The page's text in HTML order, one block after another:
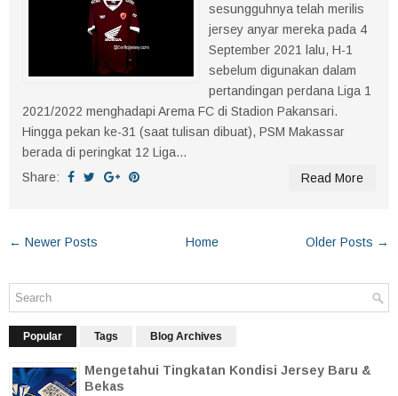
sesungguhnya telah merilis
jersey anyar mereka pada 4
September 2021 lalu, H-1
sebelum digunakan dalam
pertandingan perdana Liga 1
2021/2022 menghadapi Arema FC di Stadion Pakansari.
Hingga pekan ke-31 (saat tulisan dibuat), PSM Makassar
berada di peringkat 12 Liga...
Share:
Read More
← Newer Posts Older Posts →
Home
Popular Tags Blog Archives
Mengetahui Tingkatan Kondisi Jersey Baru &
Bekas